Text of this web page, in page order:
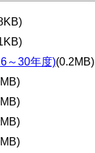
～30年度)